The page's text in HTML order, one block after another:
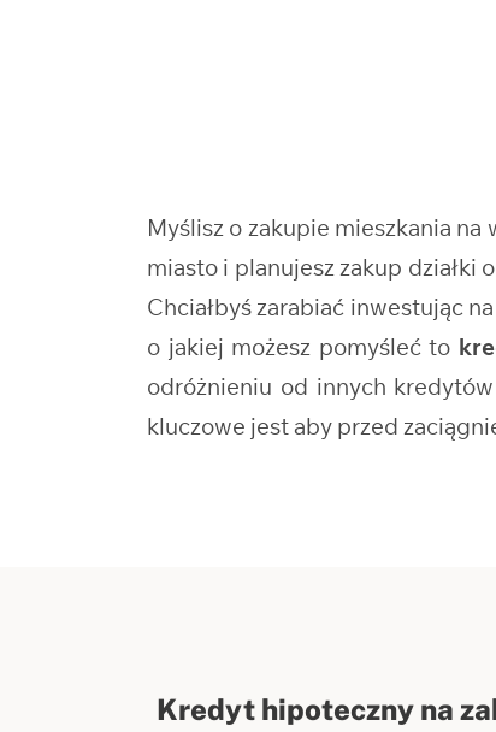
Myślisz o zakupie mieszkania
miasto i planujesz zakup działki
Chciałbyś zarabiać inwestując
o jakiej możesz pomyśleć to
odróżnieniu od innych
kluczowe jest aby przed
Kredyt hipoteczny na